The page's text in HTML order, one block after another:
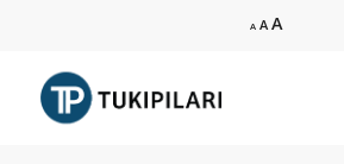
A Decrease
AReset
font
AIncrease
font